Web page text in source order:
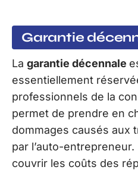
Garantie
La garantie décennale
essentiellement
professionnels de la
permet de prendre en
dommages causés aux
par l’auto-
couvrir les coûts des